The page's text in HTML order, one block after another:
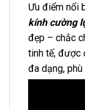
Ưu điểm nổi
kính cường
đẹp – chắc
tinh tế, được
đa dạng,